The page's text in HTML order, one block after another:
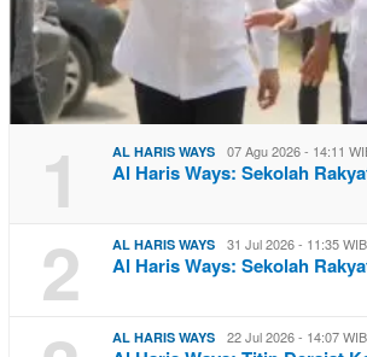
1 AL HARIS WAYS 07 Agu 2026 - 14:11
Al Haris Ways: Sekolah
2 AL HARIS WAYS 31 Jul 2026 - 11:35 WIB
Al Haris Ways: Sekolah
AL HARIS WAYS 22 Jul 2026 - 14:07 WIB